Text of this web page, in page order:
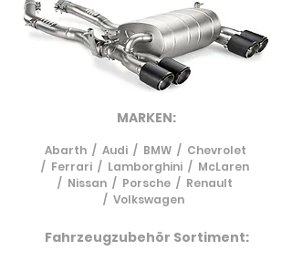
MARKEN:
Abarth / Audi / BMW / Chevrolet
/ Ferrari / Lamborghini / McLaren
/ Nissan / Porsche / Renault
/ Volkswagen
Fahrzeugzubehör Sortiment: